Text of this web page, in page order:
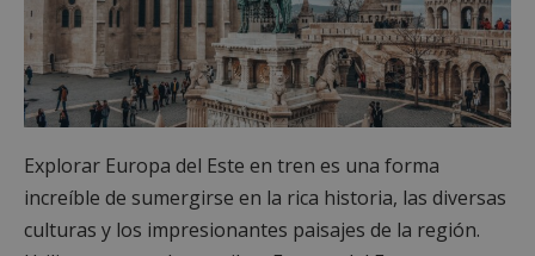
Explorar Europa del Este en tren es una forma
increíble de sumergirse en la rica historia, las diversas
culturas y los impresionantes paisajes de la región.